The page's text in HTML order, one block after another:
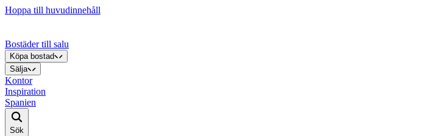
Hoppa till huvudinnehåll
Bostäder till salu
Köpa bostad
Sälja
Kontor
Inspiration
Spanien
Sök